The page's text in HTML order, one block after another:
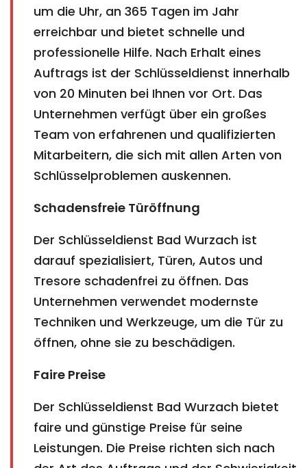
um die Uhr, an 365 Tagen im Jahr
erreichbar und bietet schnelle und
professionelle Hilfe. Nach Erhalt eines
Auftrags ist der Schlüsseldienst innerhalb
von 20 Minuten bei Ihnen vor Ort. Das
Unternehmen verfügt über ein großes
Team von erfahrenen und qualifizierten
Mitarbeitern, die sich mit allen Arten von
Schlüsselproblemen auskennen.
Schadensfreie Türöffnung
Der Schlüsseldienst Bad Wurzach ist
darauf spezialisiert, Türen, Autos und
Tresore schadenfrei zu öffnen. Das
Unternehmen verwendet modernste
Techniken und Werkzeuge, um die Tür zu
öffnen, ohne sie zu beschädigen.
Faire Preise
Der Schlüsseldienst Bad Wurzach bietet
faire und günstige Preise für seine
Leistungen. Die Preise richten sich nach